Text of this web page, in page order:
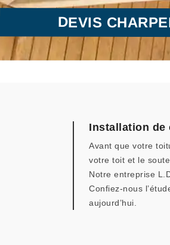
DEVIS
Installation de
Avant que votre
votre toit et le
Notre entreprise
Confiez-nous
aujourd’hui.